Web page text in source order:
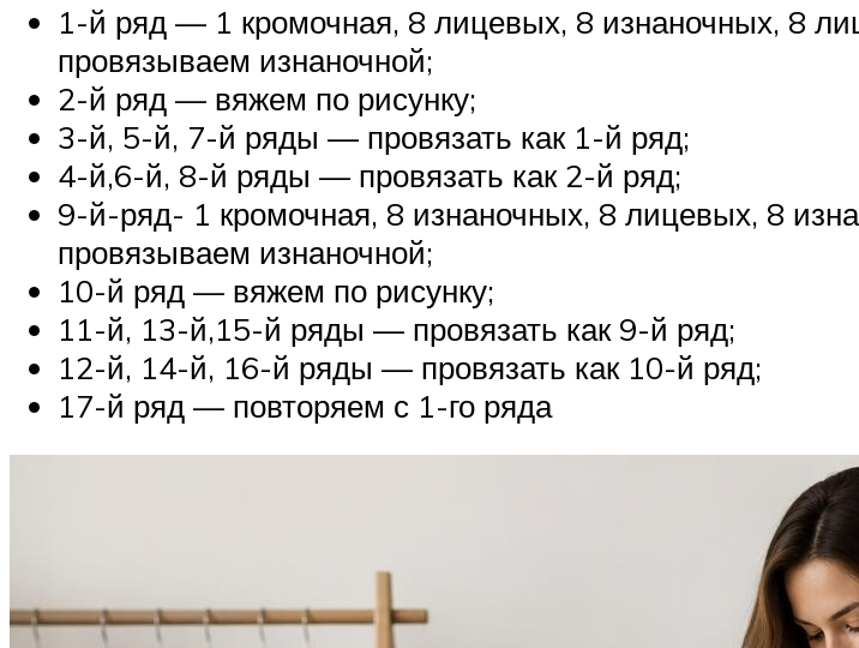
1-й ряд — 1 кромочная, 8 лицевых, 8 изнаночных, 8
провязываем изнаночной;
2-й ряд — вяжем по рисунку;
3-й, 5-й, 7-й ряды — провязать как 1-й ряд;
4-й,6-й, 8-й ряды — провязать как 2-й ряд;
9-й-ряд- 1 кромочная, 8 изнаночных, 8 лицевых, 8
провязываем изнаночной;
10-й ряд — вяжем по рисунку;
11-й, 13-й,15-й ряды — провязать как 9-й ряд;
12-й, 14-й, 16-й ряды — провязать как 10-й ряд;
17-й ряд — повторяем с 1-го ряда